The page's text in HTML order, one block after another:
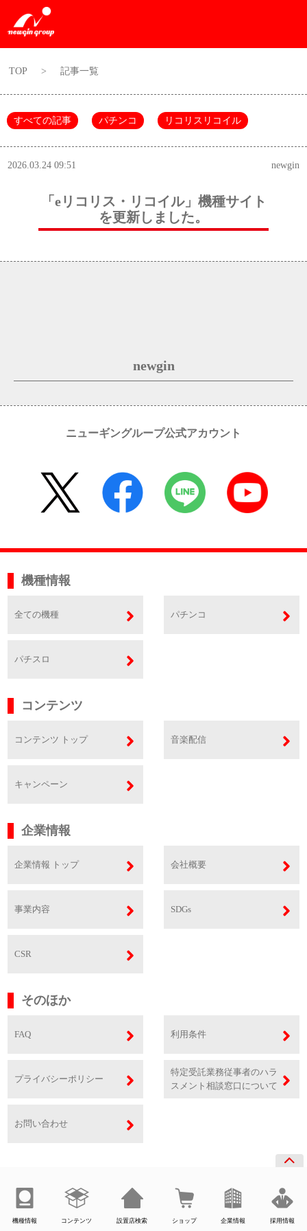
機種情報 コンテンツ 設置店検索 ショップ 企業情報 採用情報
TOP > 記事一覧
すべての記事 パチンコ リコリスリコイル
2026.03.24 09:51 newgin
「eリコリス・リコイル」機種サイト
を更新しました。
newgin
ニューギングループ公式アカウント
機種情報
全ての機種 パチンコ
パチスロ
コンテンツ
コンテンツ トップ 音楽配信
キャンペーン
企業情報
企業情報 トップ 会社概要
事業内容 SDGs
CSR
そのほか
FAQ 利用条件
プライバシーポリシー
特定受託業務従事者のハラ
スメント相談窓口について
お問い合わせ